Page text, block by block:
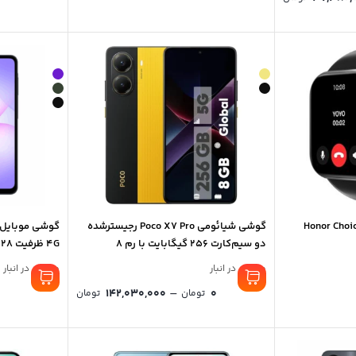
گوشی شیائومی Poco X7 Pro رجیستر‌شده
دو سیم‌کارت 256 گیگابایت با رم 8
گیگابایت
موجود در انبار
0 تومان –
142,030,000 تومانPrice
through
4G ظرفیت 128 گیگابایت رم 4 گیگابایت
موجود در انبار